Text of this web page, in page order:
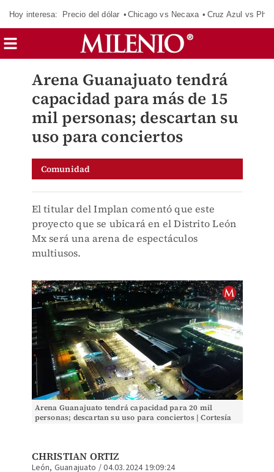
Hoy interesa: Precio del dólar Chicago vs Necaxa Cruz Azul vs
Arena Guanajuato tendrá
capacidad para más de 15
mil personas; descartan su
uso para conciertos
Comunidad
El titular del Implan comentó que este
proyecto que se ubicará en el Distrito León
Mx será una arena de espectáculos
multiusos.
Arena Guanajuato tendrá capacidad para 20 mil
personas; descartan su uso para conciertos | Cortesía
CHRISTIAN ORTIZ
León, Guanajuato /04.03.2024 19:09:24